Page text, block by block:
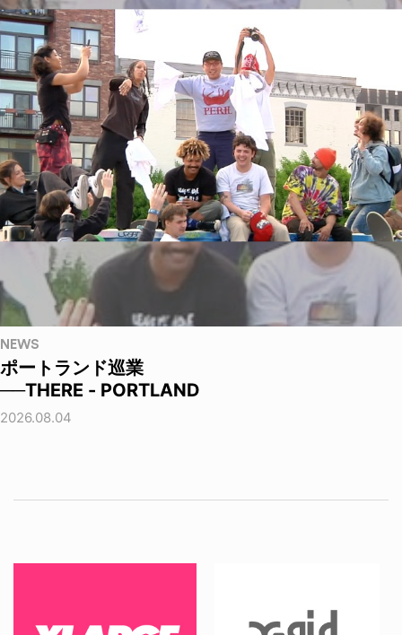
NEWS
ポートランド巡業
──THERE - PORTLAND
2026.08.04